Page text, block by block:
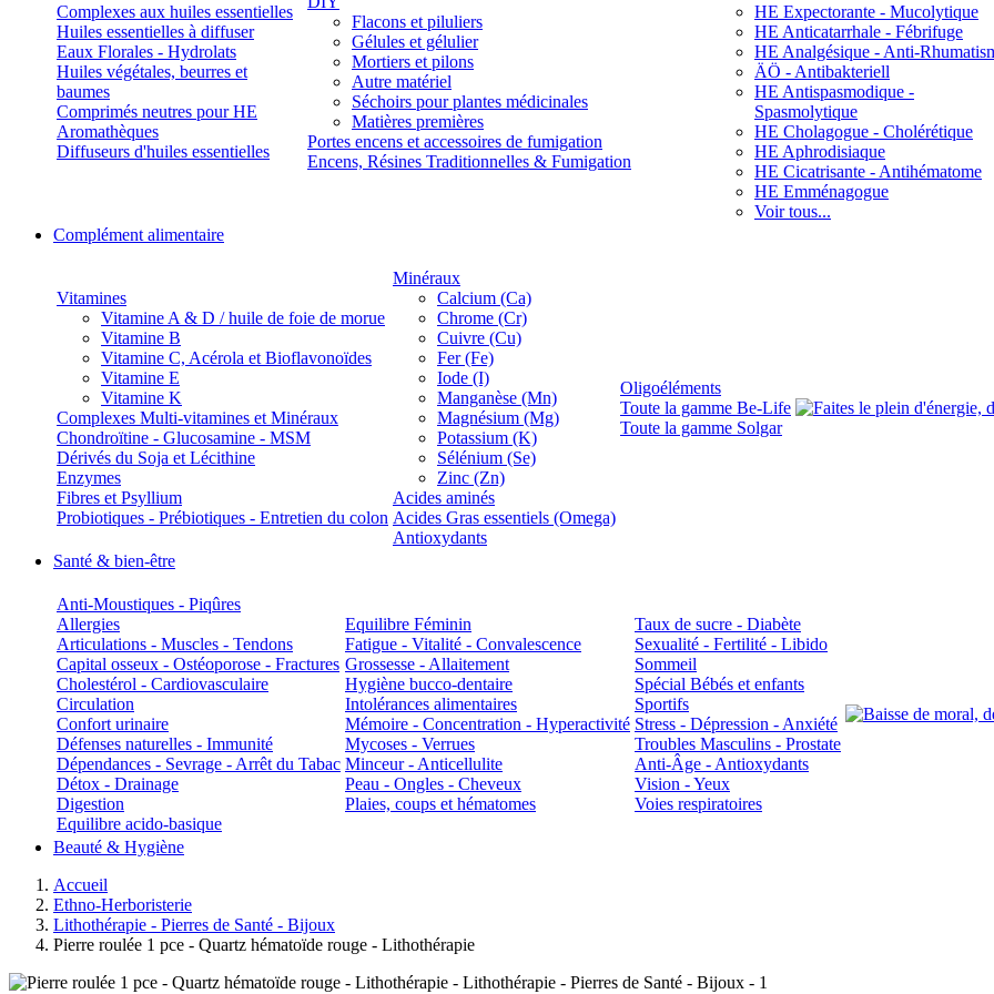
Complexes aux huiles essentielles
Huiles essentielles à diffuser
Eaux Florales - Hydrolats
Huiles végétales, beurres et
baumes
Comprimés neutres pour HE
Aromathèques
Diffuseurs d'huiles essentielles
Flacons et piluliers
Gélules et gélulier
Mortiers et pilons
Autre matériel
Séchoirs pour plantes médicinales
Matières premières
Portes encens et accessoires de fumigation
Encens, Résines Traditionnelles & Fumigation
HE Expectorante - Mucolytique
HE Anticatarrhale - Fébrifuge
HE Analgésique - Anti-
ÄÖ - Antibakteriell
HE Antispasmodique -
Spasmolytique
HE Cholagogue - Cholérétique
HE Aphrodisiaque
HE Cicatrisante - Antihématome
HE Emménagogue
Voir tous...
Complément alimentaire
Vitamines
Vitamine A & D / huile de foie de morue
Vitamine B
Vitamine C, Acérola et Bioflavonoïdes
Vitamine E
Vitamine K
Complexes Multi-vitamines et Minéraux
Chondroïtine - Glucosamine - MSM
Dérivés du Soja et Lécithine
Enzymes
Fibres et Psyllium
Probiotiques - Prébiotiques - Entretien du colon
Minéraux
Calcium (Ca)
Chrome (Cr)
Cuivre (Cu)
Fer (Fe)
Iode (I)
Manganèse (Mn)
Magnésium (Mg)
Potassium (K)
Sélénium (Se)
Zinc (Zn)
Acides aminés
Acides Gras essentiels (Omega)
Antioxydants
Oligoéléments
Toute la gamme Be-Life
Toute la gamme Solgar
Santé & bien-être
Anti-Moustiques - Piqûres
Allergies
Articulations - Muscles - Tendons
Capital osseux - Ostéoporose - Fractures
Cholestérol - Cardiovasculaire
Circulation
Confort urinaire
Défenses naturelles - Immunité
Dépendances - Sevrage - Arrêt du Tabac
Détox - Drainage
Digestion
Equilibre acido-basique
Equilibre Féminin
Fatigue - Vitalité - Convalescence
Grossesse - Allaitement
Hygiène bucco-dentaire
Intolérances alimentaires
Mémoire - Concentration - Hyperactivité
Mycoses - Verrues
Minceur - Anticellulite
Peau - Ongles - Cheveux
Plaies, coups et hématomes
Taux de sucre - Diabète
Sexualité - Fertilité - Libido
Sommeil
Spécial Bébés et enfants
Sportifs
Stress - Dépression - Anxiété
Troubles Masculins - Prostate
Anti-Âge - Antioxydants
Vision - Yeux
Voies respiratoires
Beauté & Hygiène
Accueil
Ethno-Herboristerie
Lithothérapie - Pierres de Santé - Bijoux
Pierre roulée 1 pce - Quartz hématoïde rouge - Lithothérapie